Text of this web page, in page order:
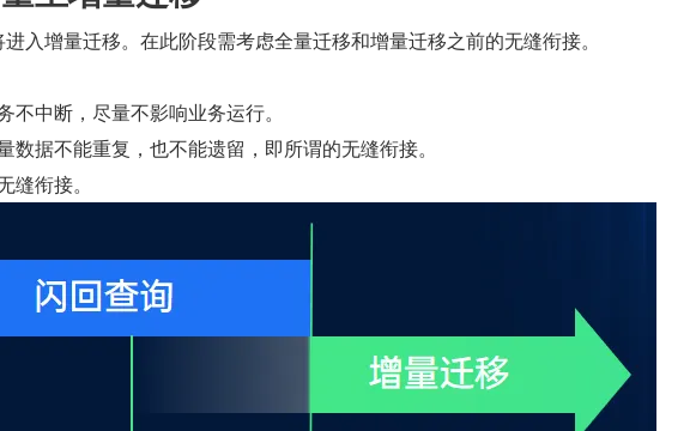
入增量迁移。在此阶段需考虑全量迁移和增量迁移之前的无缝衔接。
不中断，尽量不影响业务运行。
数据不能重复，也不能遗留，即所谓的无缝衔接。
缝衔接。